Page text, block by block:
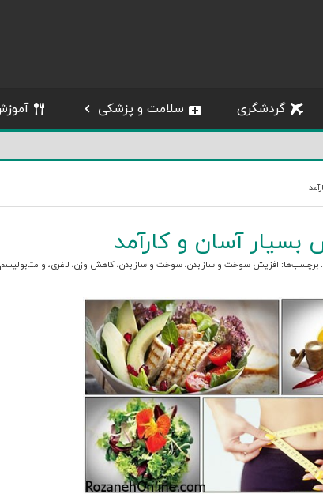
گردشگری سلامت و پزشکی
. برچسب‌ها: افزایش سوخت و ساز بدن،سوخت و ساز بدن،کاهش وزن، لاغری، و متابولیسم